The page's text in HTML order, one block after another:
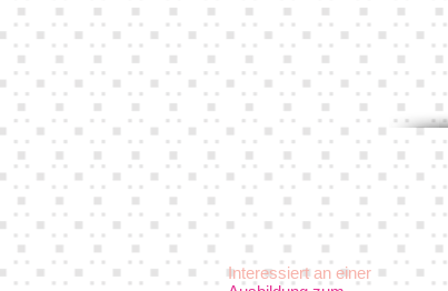
Interessiert an einer